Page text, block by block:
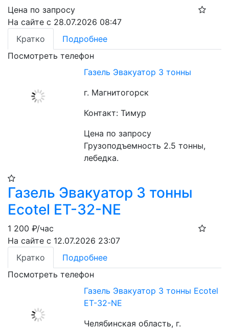
Цена по запросу
На сайте с 28.07.2026 08:47
Кратко
Подробнее
Посмотреть телефон
Газель Эвакуатор 3 тонны
г. Магнитогорск
Контакт: Тимур
Цена по запросу
Грузоподъемность 2.5 тонны,
лебедка.
Газель Эвакуатор 3 тонны
Ecotel ET-32-NE
1 200 ₽/час
На сайте с 12.07.2026 23:07
Кратко
Подробнее
Посмотреть телефон
Газель Эвакуатор 3 тонны Ecotel
ET-32-NE
Челябинская область, г.